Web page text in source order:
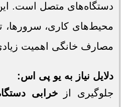
دستگاه‌های متصل است.
محیط‌های کاری،
مصارف خانگی اهمیت
دلایل نیاز به یو پی اس:
جلوگیری ازخرابی